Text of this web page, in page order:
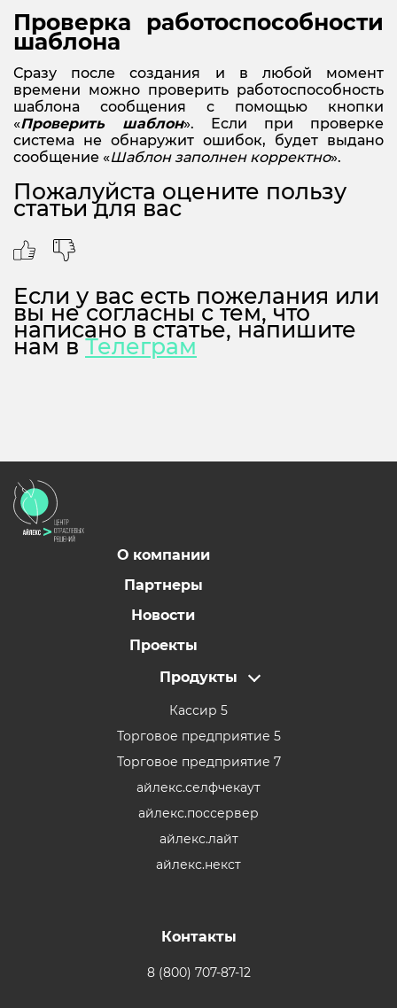
Проверка работоспособности
шаблона
Сразу после создания и в любой момент
времени можно проверить работоспособность
шаблона сообщения с помощью кнопки
«Проверить шаблон». Если при проверке
система не обнаружит ошибок, будет выдано
сообщение «Шаблон заполнен корректно».
Пожалуйста оцените пользу
статьи для вас
Если у вас есть пожелания или
вы не согласны с тем, что
написано в статье, напишите
нам вТелеграм
О компании
Партнеры
Новости
Проекты
Продукты
Кассир 5
Торговое предприятие 5
Торговое предприятие 7
айлекс.селфчекаут
айлекс.поссервер
айлекс.лайт
айлекс.некст
Контакты
8 (800) 707-87-12